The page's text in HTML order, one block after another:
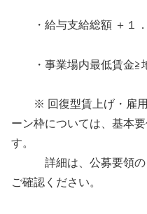
・給与支給総額 ＋１．
・事業場内最低賃金≧
※ 回復型賃上げ・雇用
ーン枠については、基本
す。
詳細は、公募要領の「
ご確認ください。